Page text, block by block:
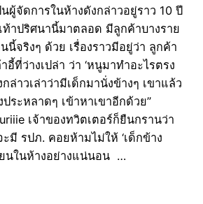
ผู้จัดการในห้างดังกล่าวอยู่ราว 10 ปี
ท้าปริศนานี้มาตลอด มีลูกค้าบางราย
นี้จริงๆ ด้วย เรื่องราวมีอยู่ว่า ลูกค้า
ที่ว่างเปล่า ว่า ‘หนูมาทำอะไรตรง
ล่าวเล่าว่ามีเด็กมานั่งข้างๆ เขาแล้ว
ระหลาดๆ เข้าหาเขาอีกด้วย”
เจ้าของทวิตเตอร์ก็ยืนกรานว่า
มี รปภ. คอยห้ามไม่ให้ ‘เด็กข้าง
ยนในห้างอย่างแน่นอน …